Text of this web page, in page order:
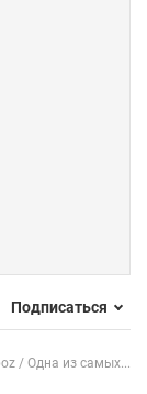
Подписаться
Одна из самых...